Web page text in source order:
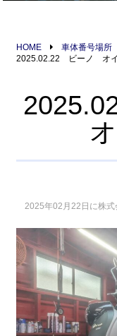
HOME 車体番号場所
2025.02.22 ビーノ オ
2025年02月22日に株